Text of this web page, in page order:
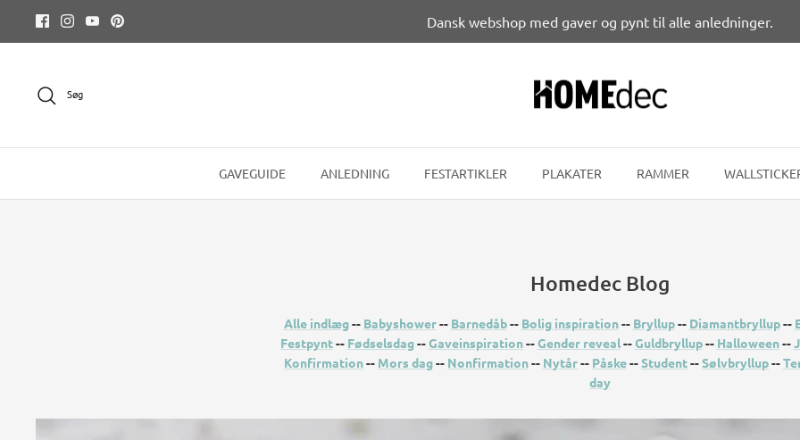
indhold
Dansk webshop med gaver og pynt til alle anledninger.
Søg
GAVEGUIDE ANLEDNING FESTARTIKLER PLAKATER RAMMER
Homedec Blog
Alle indlæg-- Babyshower-- Barnedåb-- Bolig inspiration-- Bryllup-- Diamantbryllup--
Festpynt-- Fødselsdag--Gaveinspiration--Gender reveal--Guldbryllup-- Halloween--
Konfirmation-- Mors dag-- Nonfirmation-- Nytår-- Påske--Student--Sølvbryllup--
day